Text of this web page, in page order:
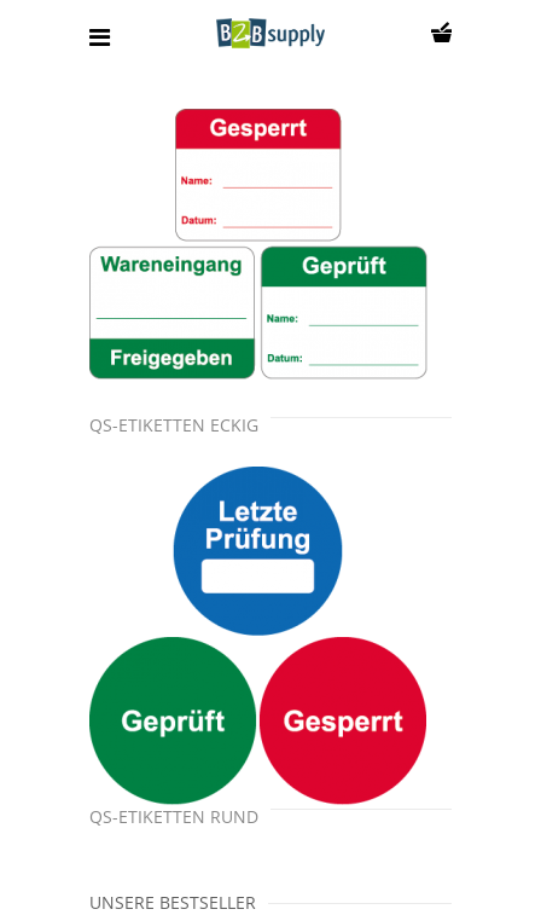
QS-ETIKETTEN ECKIG
QS-ETIKETTEN RUND
UNSERE BESTSELLER